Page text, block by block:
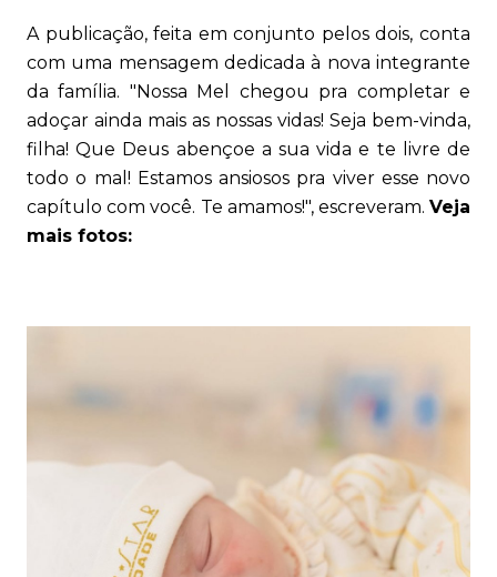
A publicação, feita em conjunto pelos dois, conta
com uma mensagem dedicada à nova integrante
da família. "Nossa Mel chegou pra completar e
adoçar ainda mais as nossas vidas! Seja bem-vinda,
filha! Que Deus abençoe a sua vida e te livre de
todo o mal! Estamos ansiosos pra viver esse novo
capítulo com você. Te amamos!", escreveram. Veja
mais fotos: